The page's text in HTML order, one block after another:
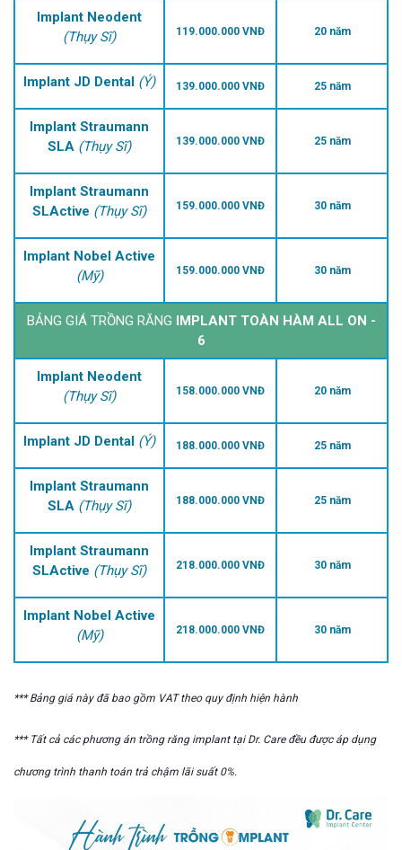
Implant Neodent
(Thụy Sĩ)
119.000.000 VNĐ 20 năm
Implant JD Dental (Ý) 139.000.000 VNĐ 25 năm
Implant Straumann
SLA (Thụy Sĩ) 139.000.000 VNĐ 25 năm
Implant Straumann
SLActive (Thụy Sĩ) 159.000.000 VNĐ 30 năm
Implant Nobel Active
(Mỹ)
159.000.000 VNĐ 30 năm
BẢNG GIÁ TRỒNG RĂNG IMPLANT TOÀN HÀM ALL ON -
6
Implant Neodent
(Thụy Sĩ)
158.000.000 VNĐ 20 năm
Implant JD Dental (Ý) 188.000.000 VNĐ 25 năm
Implant Straumann
SLA (Thụy Sĩ) 188.000.000 VNĐ 25 năm
Implant Straumann
SLActive (Thụy Sĩ) 218.000.000 VNĐ 30 năm
Implant Nobel Active
(Mỹ)
218.000.000 VNĐ 30 năm
*** Bảng giá này đã bao gồm VAT theo quy định hiện hành
*** Tất cả các phương án trồng răng implant tại Dr. Care đều được áp dụng
chương trình thanh toán trả chậm lãi suất 0%.